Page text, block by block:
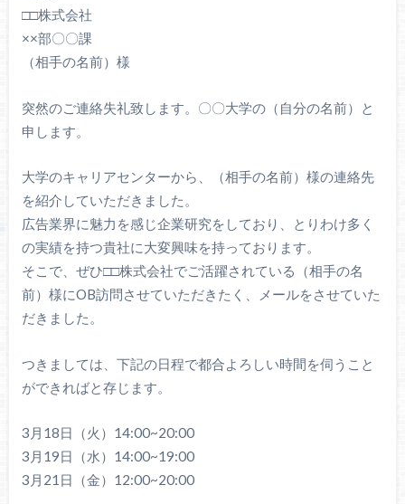
□□株式会社
××部〇〇課
（相手の名前）様
突然のご連絡失礼致します。〇〇大学の（自分の名前）と
申します。
大学のキャリアセンターから、（相手の名前）様の連絡先
を紹介していただきました。
広告業界に魅力を感じ企業研究をしており、とりわけ多く
の実績を持つ貴社に大変興味を持っております。
そこで、ぜひ□□株式会社でご活躍されている（相手の名
前）様にOB訪問させていただきたく、メールをさせていた
だきました。
つきましては、下記の日程で都合よろしい時間を伺うこと
ができればと存じます。
3月18日（火）14:00~20:00
3月19日（水）14:00~19:00
3月21日（金）12:00~20:00